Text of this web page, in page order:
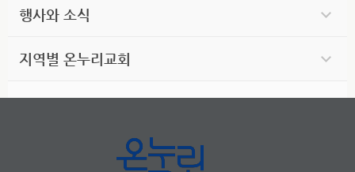
행사와 소식
지역별 온누리교회